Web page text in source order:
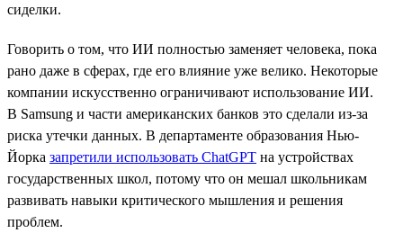
сиделки.
Говорить о том, что ИИ полностью заменяет человека, пока
рано даже в сферах, где его влияние уже велико. Некоторые
компании искусственно ограничивают использование ИИ.
В Samsung и части американских банков это сделали из-за
риска утечки данных. В департаменте образования Нью-
Йорка запретили использовать ChatGPT на устройствах
государственных школ, потому что он мешал школьникам
развивать навыки критического мышления и решения
проблем.